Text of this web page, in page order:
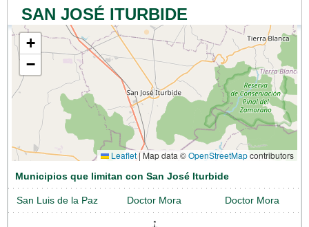
SAN JOSÉ ITURBIDE
+
−
Leaflet| Map data ©OpenStreetMapcontributors
Municipios que limitan con San José Iturbide
San Luis de la Paz Doctor Mora Doctor Mora